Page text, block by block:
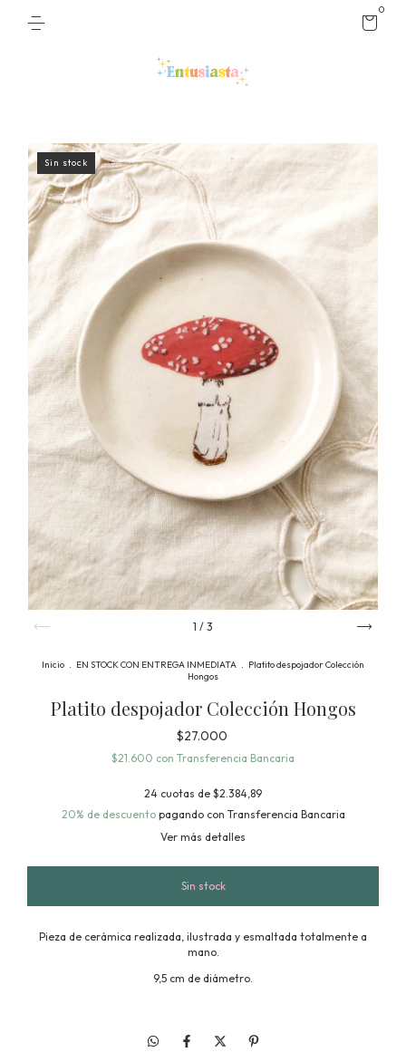
0
Sin stock
1 / 3
Inicio . EN STOCK CON ENTREGA INMEDIATA . Platito despojador Colección
Hongos
Platito despojador Colección Hongos
$27.000
$21.600 con Transferencia Bancaria
24 cuotas de $2.384,89
20% de descuentopagando con Transferencia Bancaria
Ver más detalles
Pieza de cerámica realizada, ilustrada y esmaltada totalmente a
mano.
9,5 cm de diámetro.